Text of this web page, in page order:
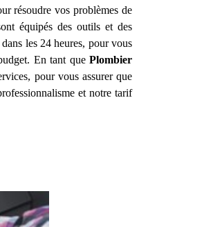
résoudre vos problèmes de
équipés des outils et des
les 24 heures, pour vous
En tant que Plombier
pour vous assurer que
et notre tarif